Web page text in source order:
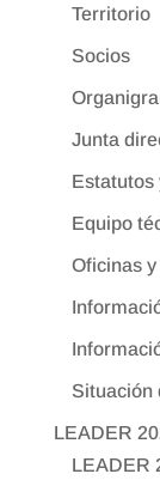
Territorio
Socios
Junta
Estatutos
Equipo
Oficinas
Situación
LEADER
LEADER